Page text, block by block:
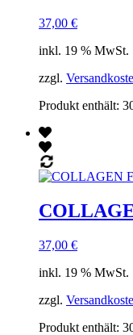
37,00 €
inkl. 19 % MwSt.
zzgl.
Produkt enthält:
37,00 €
inkl. 19 % MwSt.
zzgl.
Produkt enthält: